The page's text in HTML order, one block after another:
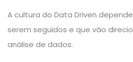
Acultura do Data Driven
serem seguidos e que vão
análise de dados.